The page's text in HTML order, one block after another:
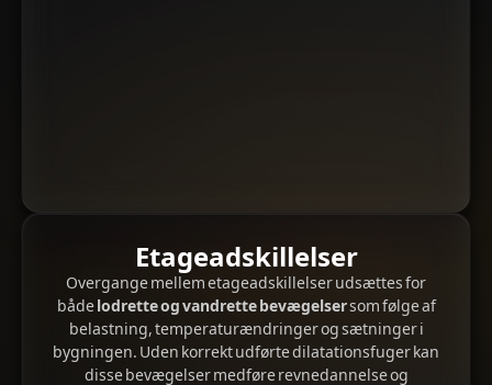
Etageadskillelser
Overgange mellem etageadskillelser udsættes for
bådelodrette og vandrette bevægelsersom følge af
belastning, temperaturændringer og sætninger i
bygningen. Uden korrekt udførte dilatationsfuger kan
disse bevægelser medføre revnedannelse og